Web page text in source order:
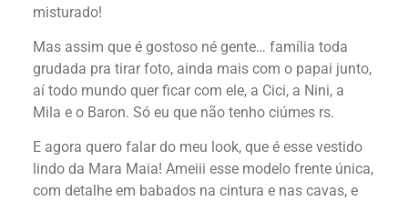
misturado!
Mas assim que é gostoso né gente… família toda
grudada pra tirar foto, ainda mais com o papai junto,
aí todo mundo quer ficar com ele, a Cici, a Nini, a
Mila e o Baron. Só eu que não tenho ciúmes rs.
E agora quero falar do meu look, que é esse vestido
lindo da Mara Maia! Ameiii esse modelo frente única,
com detalhe em babados na cintura e nas cavas, e